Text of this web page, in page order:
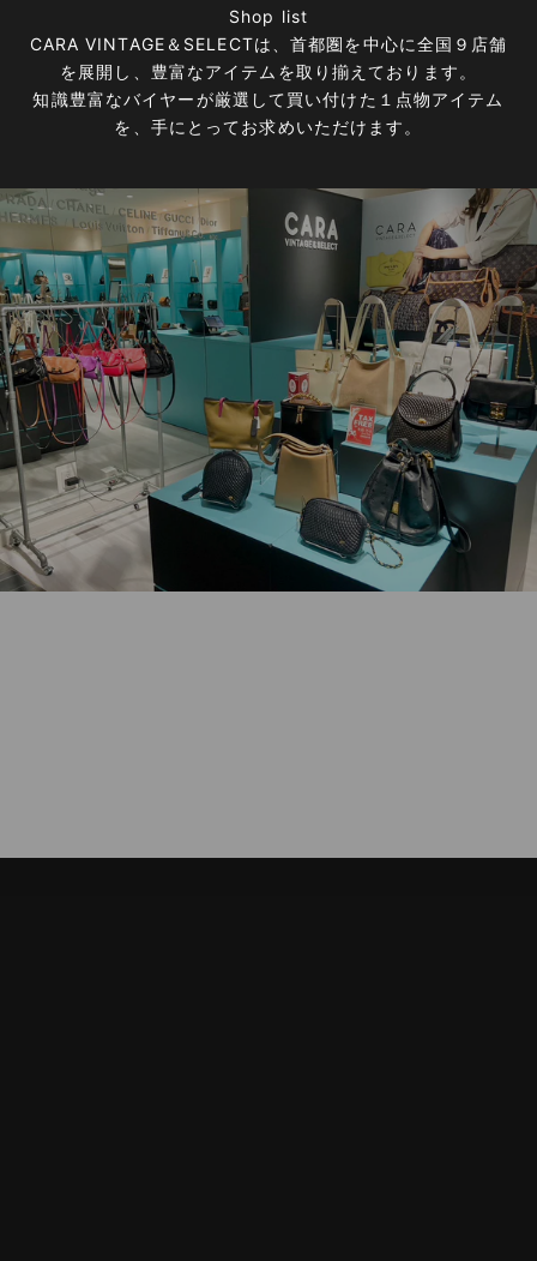
Shop list
CARA VINTAGE＆SELECTは、首都圏を中心に全国９店舗
を展開し、豊富なアイテムを取り揃えております。
知識豊富なバイヤーが厳選して買い付けた１点物アイテム
を、手にとってお求めいただけます。